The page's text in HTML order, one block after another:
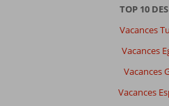
TOP 10
Vacances
Vacances
Vacances
Vacances